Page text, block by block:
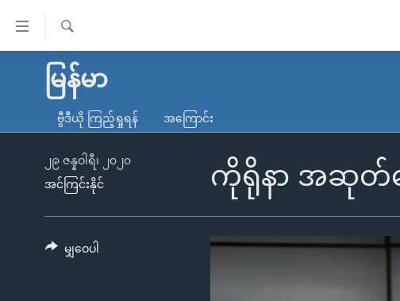
လွယ်ကူ
သည့်
မူလစာမျက်နှာ
ကမ္ဘာ့သတင်းများ
နိုင်ငံတကာ
အမေရိကန်
တရုတ်
အစ္စရေး-ပါလက်စတိုင်း
သတင်းလွတ်လပ်ခွင့်
ရပ်ဝန်းတခု လမ်းတခု အလွန်
အင်္ဂလိပ်စာလေ့လာမယ်
ရှာဖွေ
ရ
လာ
မြန်မာ
ဗွီဒီယို ကြည့်ရှုရန် အကြောင်း
ကိုရိုနာ အဆုတ်ရေ
၂၉ ဇန္နဝါရီ၊ ၂၀၂၀
အင်ကြင်းနိုင်
မျှဝေပါ